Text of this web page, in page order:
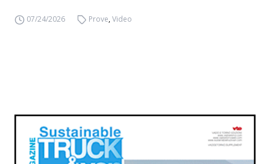
07/24/2026 Prove,Video